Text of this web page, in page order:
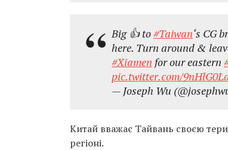
Big 👍 to#Taiwan‘s CG
here. Turn around &
#Xiamen for our eastern
pic.twitter.com/
— Joseph Wu
Китай вважає Тайвань своєю
регіоні.